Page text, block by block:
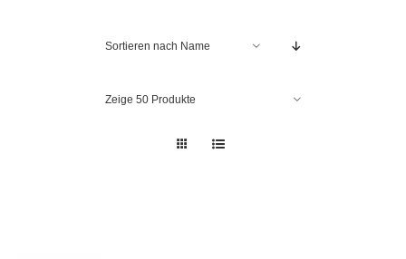
Sortieren nach Name
Zeige 50 Produkte